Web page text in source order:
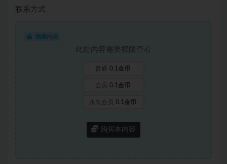
联系方式
隐藏内容
此处内容需要权限查看
普通 0.1金币
会员 0.1金币
永久会员 0.1金币
购买本内容